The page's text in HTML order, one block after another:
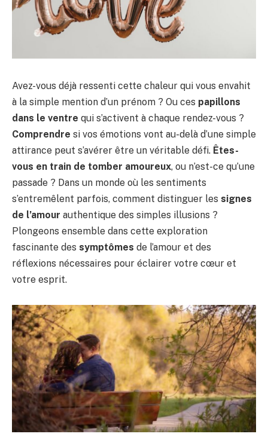
Avez-vous déjà ressenti cette chaleur qui vous envahit
à la simple mention d’un prénom ? Ou ces papillons
dans le ventre qui s’activent à chaque rendez-vous ?
Comprendre si vos émotions vont au-delà d’une simple
attirance peut s’avérer être un véritable défi. Êtes-
vous en train de tomber amoureux, ou n’est-ce qu’une
passade ? Dans un monde où les sentiments
s’entremêlent parfois, comment distinguer les signes
de l’amour authentique des simples illusions ?
Plongeons ensemble dans cette exploration
fascinante des symptômes de l’amour et des
réflexions nécessaires pour éclairer votre cœur et
votre esprit.